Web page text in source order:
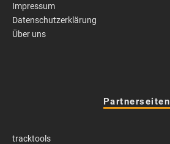
Impressum
Datenschutzerklärung
Über uns
Partnerseiten
tracktools